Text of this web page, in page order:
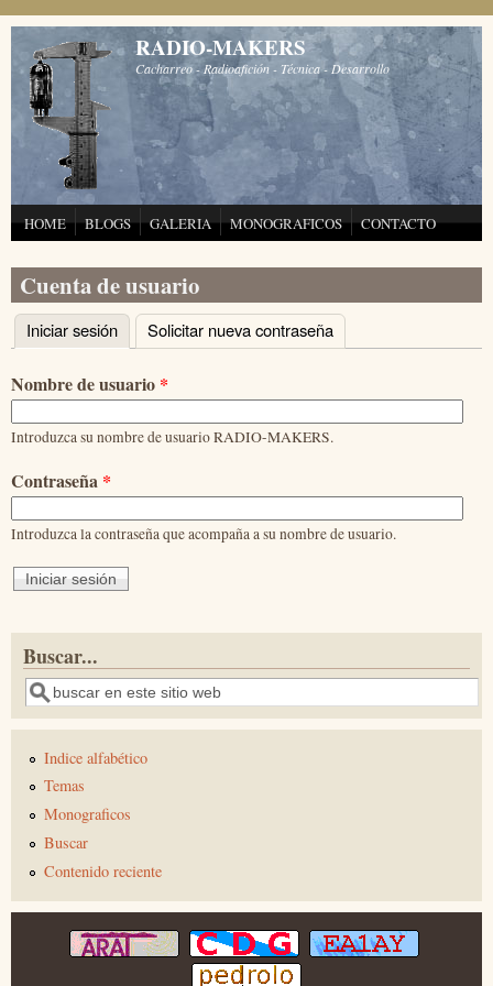
Pasar al contenido principal
RADIO-MAKERS
Cacharreo - Radioafición - Técnica - Desarrollo
HOME BLOGS GALERIA MONOGRAFICOS CONTACTO
Cuenta de usuario
Solapas principales
Iniciar sesión (solapa activa)
Solicitar nueva contraseña
Nombre de usuario *
Introduzca su nombre de usuario RADIO-MAKERS.
Contraseña *
Introduzca la contraseña que acompaña a su nombre de usuario.
Buscar...
Buscar
Indice alfabético
Temas
Monograficos
Buscar
Contenido reciente